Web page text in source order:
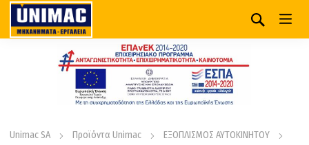
Unimac SA Προϊόντα Unimac
ΕΞΟΠΛΙΣΜΟΣ ΑΥΤΟΚΙΝΗΤΟΥ